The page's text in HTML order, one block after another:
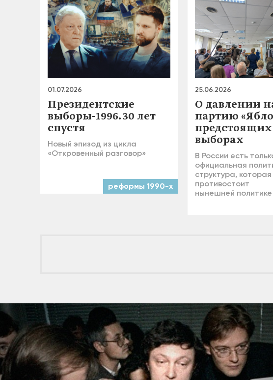
01.07.2026
Президентские
выборы-1996. 30 лет
спустя
Новый эпизод из цикла
«Откровенный разговор»
реформы 1990-х
25.06.2026
О давлении
партию
предстоящих
выборах
В России есть
официальная
структура,
противостоит
нынешней политике